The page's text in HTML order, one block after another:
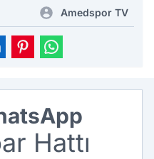
Amedspor TV
Hattı